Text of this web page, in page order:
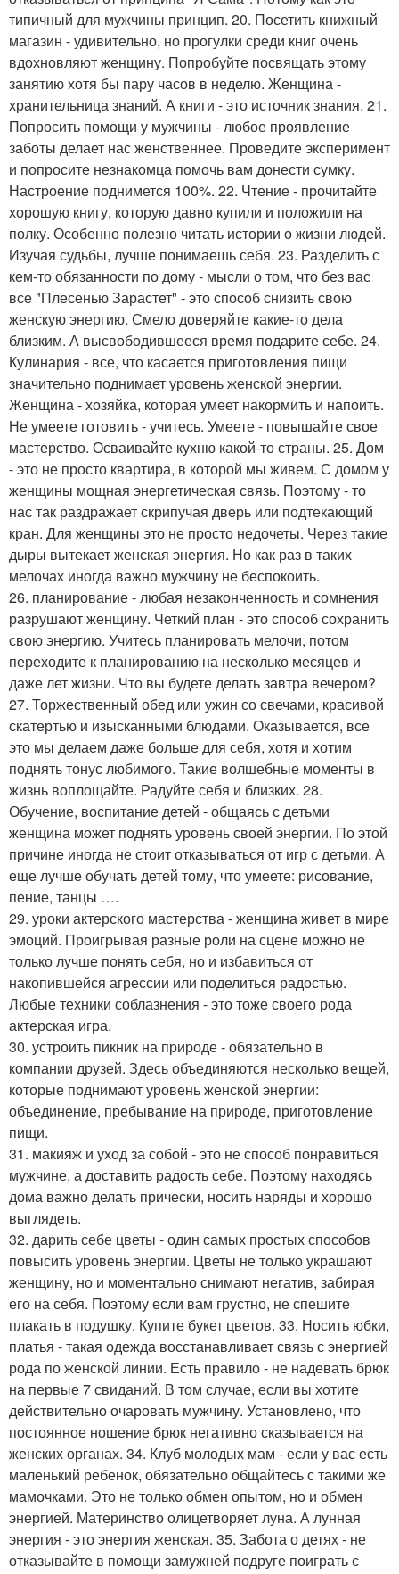
типичный для мужчины принцип. 20. Посетить книжный
магазин - удивительно, но прогулки среди книг очень
вдохновляют женщину. Попробуйте посвящать этому
занятию хотя бы пару часов в неделю. Женщина -
хранительница знаний. А книги - это источник знания. 21.
Попросить помощи у мужчины - любое проявление
заботы делает нас женственнее. Проведите эксперимент
и попросите незнакомца помочь вам донести сумку.
Настроение поднимется 100%. 22. Чтение - прочитайте
хорошую книгу, которую давно купили и положили на
полку. Особенно полезно читать истории о жизни людей.
Изучая судьбы, лучше понимаешь себя. 23. Разделить с
кем-то обязанности по дому - мысли о том, что без вас
все "Плесенью Зарастет" - это способ снизить свою
женскую энергию. Смело доверяйте какие-то дела
близким. А высвободившееся время подарите себе. 24.
Кулинария - все, что касается приготовления пищи
значительно поднимает уровень женской энергии.
Женщина - хозяйка, которая умеет накормить и напоить.
Не умеете готовить - учитесь. Умеете - повышайте свое
мастерство. Осваивайте кухню какой-то страны. 25. Дом
- это не просто квартира, в которой мы живем. С домом у
женщины мощная энергетическая связь. Поэтому - то
нас так раздражает скрипучая дверь или подтекающий
кран. Для женщины это не просто недочеты. Через такие
дыры вытекает женская энергия. Но как раз в таких
мелочах иногда важно мужчину не беспокоить.
26. планирование - любая незаконченность и сомнения
разрушают женщину. Четкий план - это способ сохранить
свою энергию. Учитесь планировать мелочи, потом
переходите к планированию на несколько месяцев и
даже лет жизни. Что вы будете делать завтра вечером?
27. Торжественный обед или ужин со свечами, красивой
скатертью и изысканными блюдами. Оказывается, все
это мы делаем даже больше для себя, хотя и хотим
поднять тонус любимого. Такие волшебные моменты в
жизнь воплощайте. Радуйте себя и близких. 28.
Обучение, воспитание детей - общаясь с детьми
женщина может поднять уровень своей энергии. По этой
причине иногда не стоит отказываться от игр с детьми. А
еще лучше обучать детей тому, что умеете: рисование,
пение, танцы ….
29. уроки актерского мастерства - женщина живет в мире
эмоций. Проигрывая разные роли на сцене можно не
только лучше понять себя, но и избавиться от
накопившейся агрессии или поделиться радостью.
Любые техники соблазнения - это тоже своего рода
актерская игра.
30. устроить пикник на природе - обязательно в
компании друзей. Здесь объединяются несколько вещей,
которые поднимают уровень женской энергии:
объединение, пребывание на природе, приготовление
пищи.
31. макияж и уход за собой - это не способ понравиться
мужчине, а доставить радость себе. Поэтому находясь
дома важно делать прически, носить наряды и хорошо
выглядеть.
32. дарить себе цветы - один самых простых способов
повысить уровень энергии. Цветы не только украшают
женщину, но и моментально снимают негатив, забирая
его на себя. Поэтому если вам грустно, не спешите
плакать в подушку. Купите букет цветов. 33. Носить юбки,
платья - такая одежда восстанавливает связь с энергией
рода по женской линии. Есть правило - не надевать брюк
на первые 7 свиданий. В том случае, если вы хотите
действительно очаровать мужчину. Установлено, что
постоянное ношение брюк негативно сказывается на
женских органах. 34. Клуб молодых мам - если у вас есть
маленький ребенок, обязательно общайтесь с такими же
мамочками. Это не только обмен опытом, но и обмен
энергией. Материнство олицетворяет луна. А лунная
энергия - это энергия женская. 35. Забота о детях - не
отказывайте в помощи замужней подруге поиграть с